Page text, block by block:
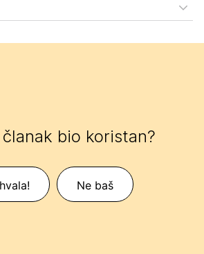
bio koristan?
Ne baš